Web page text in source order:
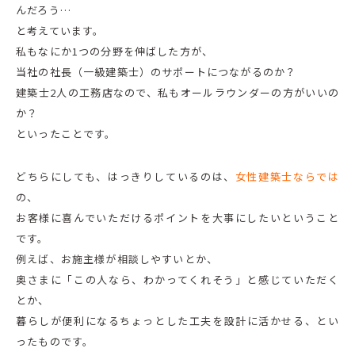
んだろう…
と考えています。
私もなにか1つの分野を伸ばした方が、
当社の社長（一級建築士）のサポートにつながるのか？
建築士2人の工務店なので、私もオールラウンダーの方がいいの
か？
といったことです。
どちらにしても、はっきりしているのは、 女性建築士ならでは
の、
お客様に喜んでいただけるポイントを大事にしたいということ
です。
例えば、お施主様が相談しやすいとか、
奥さまに「この人なら、わかってくれそう」と感じていただく
とか、
暮らしが便利になるちょっとした工夫を設計に活かせる、とい
ったものです。